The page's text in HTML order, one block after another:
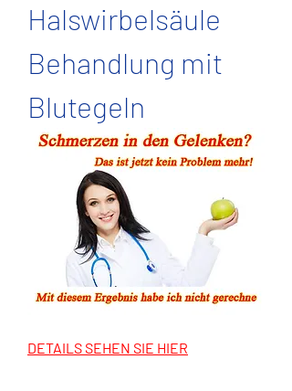
Halswirbelsäule
Behandlung mit
Blutegeln
DETAILS SEHEN SIE HIER